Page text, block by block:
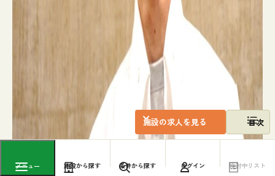
メニュー 施設から探す 条件から探す ログイン 検討中リスト
施設の求人を見る 目次